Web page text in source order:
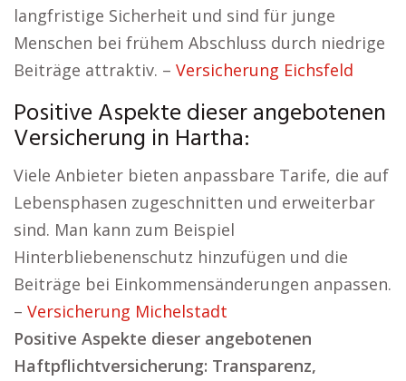
langfristige Sicherheit und sind für junge
Menschen bei frühem Abschluss durch niedrige
Beiträge attraktiv. – Versicherung Eichsfeld
Positive Aspekte dieser angebotenen
Versicherung in Hartha:
Viele Anbieter bieten anpassbare Tarife, die auf
Lebensphasen zugeschnitten und erweiterbar
sind. Man kann zum Beispiel
Hinterbliebenenschutz hinzufügen und die
Beiträge bei Einkommensänderungen anpassen.
– Versicherung Michelstadt
Positive Aspekte dieser angebotenen
Haftpflichtversicherung: Transparenz,